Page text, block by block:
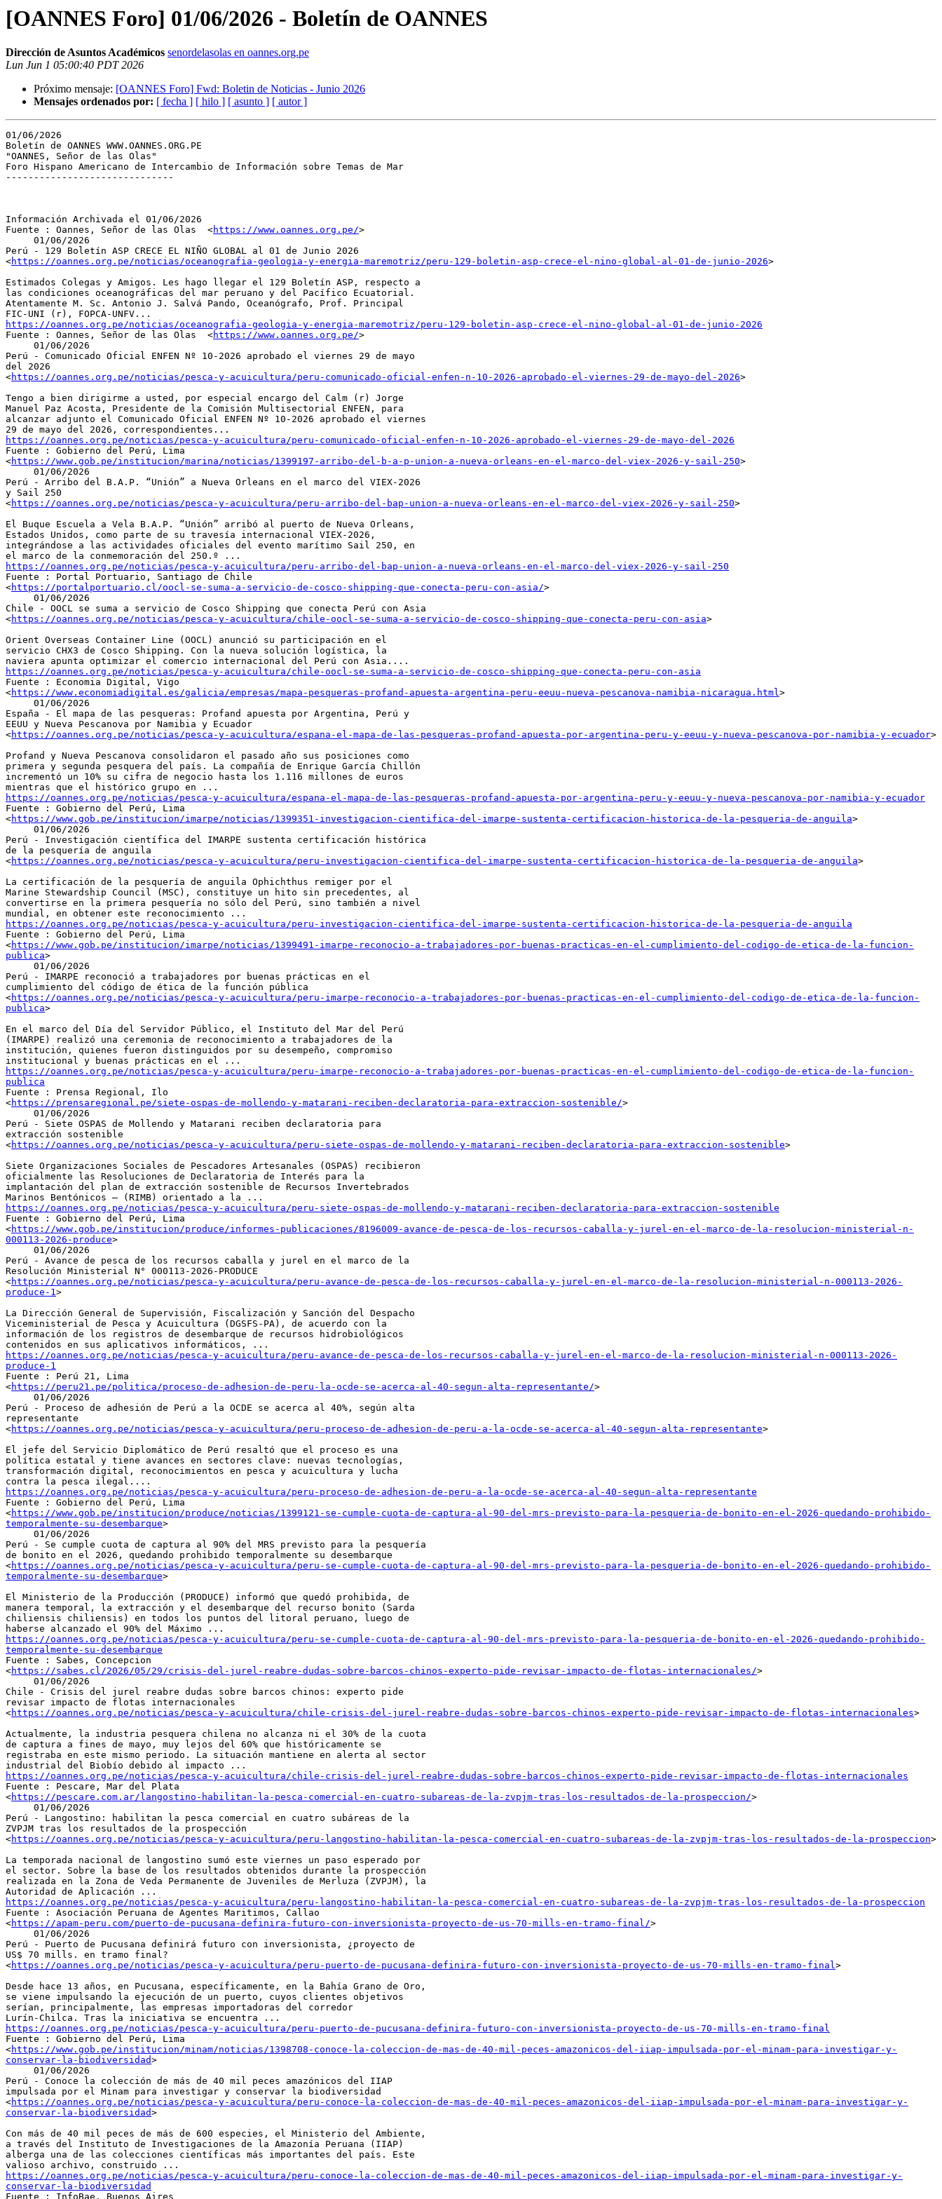
[OANNES Foro] 01/06/2026 - Boletín de OANNES
Dirección de Asuntos Académicos senordelasolas en oannes.org.pe
Lun Jun 1 05:00:40 PDT 2026
Próximo mensaje: [OANNES Foro] Fwd: Boletin de Noticias - Junio 2026
Mensajes ordenados por: [ fecha ] [ hilo ] [ asunto ] [ autor ]
01/06/2026
Boletín de OANNES WWW.OANNES.ORG.PE
"OANNES, Señor de las Olas"
Foro Hispano Americano de Intercambio de Información sobre Temas de Mar
------------------------------
Información Archivada el 01/06/2026
Fuente : Oannes, Señor de las Olas  <https://www.oannes.org.pe/>
Perú - 129 Boletín ASP CRECE EL NIÑO GLOBAL al 01 de Junio 2026
<https://oannes.org.pe/noticias/oceanografia-geologia-y-energia-maremotriz/peru-129-boletin-asp-crece-el-nino-global-al-01-de-junio-2026>
Estimados Colegas y Amigos. Les hago llegar el 129 Boletín ASP, respecto a
las condiciones oceanográficas del mar peruano y del Pacífico Ecuatorial.
Atentamente M. Sc. Antonio J. Salvá Pando, Oceanógrafo, Prof. Principal
https://oannes.org.pe/noticias/oceanografia-geologia-y-energia-maremotriz/peru-129-boletin-asp-crece-el-nino-global-al-01-de-junio-2026
Fuente : Oannes, Señor de las Olas  <https://www.oannes.org.pe/>
Perú - Comunicado Oficial ENFEN Nº 10-2026 aprobado el viernes 29 de mayo
del 2026
<https://oannes.org.pe/noticias/pesca-y-acuicultura/peru-comunicado-oficial-enfen-n-10-2026-aprobado-el-viernes-29-de-mayo-del-2026>
Tengo a bien dirigirme a usted, por especial encargo del Calm (r) Jorge
Manuel Paz Acosta, Presidente de la Comisión Multisectorial ENFEN, para
alcanzar adjunto el Comunicado Oficial ENFEN Nº 10-2026 aprobado el viernes
https://oannes.org.pe/noticias/pesca-y-acuicultura/peru-comunicado-oficial-enfen-n-10-2026-aprobado-el-viernes-29-de-mayo-del-2026
Fuente : Gobierno del Perú, Lima
<https://www.gob.pe/institucion/marina/noticias/1399197-arribo-del-b-a-p-union-a-nueva-orleans-en-el-marco-del-viex-2026-y-sail-250>
Perú - Arribo del B.A.P. “Unión” a Nueva Orleans en el marco del VIEX-2026
y Sail 250
<https://oannes.org.pe/noticias/pesca-y-acuicultura/peru-arribo-del-bap-union-a-nueva-orleans-en-el-marco-del-viex-2026-y-sail-250>
El Buque Escuela a Vela B.A.P. “Unión” arribó al puerto de Nueva Orleans,
Estados Unidos, como parte de su travesía internacional VIEX-2026,
integrándose a las actividades oficiales del evento marítimo Sail 250, en
https://oannes.org.pe/noticias/pesca-y-acuicultura/peru-arribo-del-bap-union-a-nueva-orleans-en-el-marco-del-viex-2026-y-sail-250
Fuente : Portal Portuario, Santiago de Chile
<https://portalportuario.cl/oocl-se-suma-a-servicio-de-cosco-shipping-que-conecta-peru-con-asia/>
Chile - OOCL se suma a servicio de Cosco Shipping que conecta Perú con Asia
<https://oannes.org.pe/noticias/pesca-y-acuicultura/chile-oocl-se-suma-a-servicio-de-cosco-shipping-que-conecta-peru-con-asia>
Orient Overseas Container Line (OOCL) anunció su participación en el
servicio CHX3 de Cosco Shipping. Con la nueva solución logística, la
https://oannes.org.pe/noticias/pesca-y-acuicultura/chile-oocl-se-suma-a-servicio-de-cosco-shipping-que-conecta-peru-con-asia
Fuente : Economia Digital, Vigo
<https://www.economiadigital.es/galicia/empresas/mapa-pesqueras-profand-apuesta-argentina-peru-eeuu-nueva-pescanova-namibia-nicaragua.html>
España - El mapa de las pesqueras: Profand apuesta por Argentina, Perú y
EEUU y Nueva Pescanova por Namibia y Ecuador
<https://oannes.org.pe/noticias/pesca-y-acuicultura/espana-el-mapa-de-las-pesqueras-profand-apuesta-por-argentina-peru-y-eeuu-y-nueva-pescanova-por-namibia-y-ecuador>
Profand y Nueva Pescanova consolidaron el pasado año sus posiciones como
primera y segunda pesquera del país. La compañía de Enrique García Chillón
incrementó un 10% su cifra de negocio hasta los 1.116 millones de euros
https://oannes.org.pe/noticias/pesca-y-acuicultura/espana-el-mapa-de-las-pesqueras-profand-apuesta-por-argentina-peru-y-eeuu-y-nueva-pescanova-por-namibia-y-ecuador
Fuente : Gobierno del Perú, Lima
<https://www.gob.pe/institucion/imarpe/noticias/1399351-investigacion-cientifica-del-imarpe-sustenta-certificacion-historica-de-la-pesqueria-de-anguila>
Perú - Investigación científica del IMARPE sustenta certificación histórica
de la pesquería de anguila
<https://oannes.org.pe/noticias/pesca-y-acuicultura/peru-investigacion-cientifica-del-imarpe-sustenta-certificacion-historica-de-la-pesqueria-de-anguila>
La certificación de la pesquería de anguila Ophichthus remiger por el
Marine Stewardship Council (MSC), constituye un hito sin precedentes, al
convertirse en la primera pesquería no sólo del Perú, sino también a nivel
https://oannes.org.pe/noticias/pesca-y-acuicultura/peru-investigacion-cientifica-del-imarpe-sustenta-certificacion-historica-de-la-pesqueria-de-anguila
Fuente : Gobierno del Perú, Lima
<https://www.gob.pe/institucion/imarpe/noticias/1399491-imarpe-reconocio-a-trabajadores-por-buenas-practicas-en-el-cumplimiento-del-codigo-de-etica-de-la-funcion-
publica>
Perú - IMARPE reconoció a trabajadores por buenas prácticas en el
cumplimiento del código de ética de la función pública
<https://oannes.org.pe/noticias/pesca-y-acuicultura/peru-imarpe-reconocio-a-trabajadores-por-buenas-practicas-en-el-cumplimiento-del-codigo-de-etica-de-la-funcion-
publica>
En el marco del Día del Servidor Público, el Instituto del Mar del Perú
(IMARPE) realizó una ceremonia de reconocimiento a trabajadores de la
institución, quienes fueron distinguidos por su desempeño, compromiso
https://oannes.org.pe/noticias/pesca-y-acuicultura/peru-imarpe-reconocio-a-trabajadores-por-buenas-practicas-en-el-cumplimiento-del-codigo-de-etica-de-la-funcion-
publica
Fuente : Prensa Regional, Ilo
<https://prensaregional.pe/siete-ospas-de-mollendo-y-matarani-reciben-declaratoria-para-extraccion-sostenible/>
Perú - Siete OSPAS de Mollendo y Matarani reciben declaratoria para
extracción sostenible
<https://oannes.org.pe/noticias/pesca-y-acuicultura/peru-siete-ospas-de-mollendo-y-matarani-reciben-declaratoria-para-extraccion-sostenible>
Siete Organizaciones Sociales de Pescadores Artesanales (OSPAS) recibieron
oficialmente las Resoluciones de Declaratoria de Interés para la
implantación del plan de extracción sostenible de Recursos Invertebrados
https://oannes.org.pe/noticias/pesca-y-acuicultura/peru-siete-ospas-de-mollendo-y-matarani-reciben-declaratoria-para-extraccion-sostenible
Fuente : Gobierno del Perú, Lima
<https://www.gob.pe/institucion/produce/informes-publicaciones/8196009-avance-de-pesca-de-los-recursos-caballa-y-jurel-en-el-marco-de-la-resolucion-ministerial-n-
000113-2026-produce>
Perú - Avance de pesca de los recursos caballa y jurel en el marco de la
Resolución Ministerial N° 000113-2026-PRODUCE
<https://oannes.org.pe/noticias/pesca-y-acuicultura/peru-avance-de-pesca-de-los-recursos-caballa-y-jurel-en-el-marco-de-la-resolucion-ministerial-n-000113-2026-
produce-1>
La Dirección General de Supervisión, Fiscalización y Sanción del Despacho
Viceministerial de Pesca y Acuicultura (DGSFS-PA), de acuerdo con la
información de los registros de desembarque de recursos hidrobiológicos
https://oannes.org.pe/noticias/pesca-y-acuicultura/peru-avance-de-pesca-de-los-recursos-caballa-y-jurel-en-el-marco-de-la-resolucion-ministerial-n-000113-2026-
produce-1
Fuente : Perú 21, Lima
<https://peru21.pe/politica/proceso-de-adhesion-de-peru-la-ocde-se-acerca-al-40-segun-alta-representante/>
Perú - Proceso de adhesión de Perú a la OCDE se acerca al 40%, según alta
representante
<https://oannes.org.pe/noticias/pesca-y-acuicultura/peru-proceso-de-adhesion-de-peru-a-la-ocde-se-acerca-al-40-segun-alta-representante>
El jefe del Servicio Diplomático de Perú resaltó que el proceso es una
política estatal y tiene avances en sectores clave: nuevas tecnologías,
transformación digital, reconocimientos en pesca y acuicultura y lucha
https://oannes.org.pe/noticias/pesca-y-acuicultura/peru-proceso-de-adhesion-de-peru-a-la-ocde-se-acerca-al-40-segun-alta-representante
Fuente : Gobierno del Perú, Lima
<https://www.gob.pe/institucion/produce/noticias/1399121-se-cumple-cuota-de-captura-al-90-del-mrs-previsto-para-la-pesqueria-de-bonito-en-el-2026-quedando-prohibido-
temporalmente-su-desembarque>
Perú - Se cumple cuota de captura al 90% del MRS previsto para la pesquería
de bonito en el 2026, quedando prohibido temporalmente su desembarque
<https://oannes.org.pe/noticias/pesca-y-acuicultura/peru-se-cumple-cuota-de-captura-al-90-del-mrs-previsto-para-la-pesqueria-de-bonito-en-el-2026-quedando-prohibido-
temporalmente-su-desembarque>
El Ministerio de la Producción (PRODUCE) informó que quedó prohibida, de
manera temporal, la extracción y el desembarque del recurso bonito (Sarda
chiliensis chiliensis) en todos los puntos del litoral peruano, luego de
https://oannes.org.pe/noticias/pesca-y-acuicultura/peru-se-cumple-cuota-de-captura-al-90-del-mrs-previsto-para-la-pesqueria-de-bonito-en-el-2026-quedando-prohibido-
temporalmente-su-desembarque
Fuente : Sabes, Concepcion
<https://sabes.cl/2026/05/29/crisis-del-jurel-reabre-dudas-sobre-barcos-chinos-experto-pide-revisar-impacto-de-flotas-internacionales/>
Chile - Crisis del jurel reabre dudas sobre barcos chinos: experto pide
revisar impacto de flotas internacionales
<https://oannes.org.pe/noticias/pesca-y-acuicultura/chile-crisis-del-jurel-reabre-dudas-sobre-barcos-chinos-experto-pide-revisar-impacto-de-flotas-internacionales>
Actualmente, la industria pesquera chilena no alcanza ni el 30% de la cuota
de captura a fines de mayo, muy lejos del 60% que históricamente se
registraba en este mismo periodo. La situación mantiene en alerta al sector
https://oannes.org.pe/noticias/pesca-y-acuicultura/chile-crisis-del-jurel-reabre-dudas-sobre-barcos-chinos-experto-pide-revisar-impacto-de-flotas-internacionales
Fuente : Pescare, Mar del Plata
<https://pescare.com.ar/langostino-habilitan-la-pesca-comercial-en-cuatro-subareas-de-la-zvpjm-tras-los-resultados-de-la-prospeccion/>
Perú - Langostino: habilitan la pesca comercial en cuatro subáreas de la
ZVPJM tras los resultados de la prospección
<https://oannes.org.pe/noticias/pesca-y-acuicultura/peru-langostino-habilitan-la-pesca-comercial-en-cuatro-subareas-de-la-zvpjm-tras-los-resultados-de-la-prospeccion>
La temporada nacional de langostino sumó este viernes un paso esperado por
el sector. Sobre la base de los resultados obtenidos durante la prospección
realizada en la Zona de Veda Permanente de Juveniles de Merluza (ZVPJM), la
https://oannes.org.pe/noticias/pesca-y-acuicultura/peru-langostino-habilitan-la-pesca-comercial-en-cuatro-subareas-de-la-zvpjm-tras-los-resultados-de-la-prospeccion
Fuente : Asociación Peruana de Agentes Maritimos, Callao
<https://apam-peru.com/puerto-de-pucusana-definira-futuro-con-inversionista-proyecto-de-us-70-mills-en-tramo-final/>
Perú - Puerto de Pucusana definirá futuro con inversionista, ¿proyecto de
US$ 70 mills. en tramo final?
<https://oannes.org.pe/noticias/pesca-y-acuicultura/peru-puerto-de-pucusana-definira-futuro-con-inversionista-proyecto-de-us-70-mills-en-tramo-final>
Desde hace 13 años, en Pucusana, específicamente, en la Bahía Grano de Oro,
se viene impulsando la ejecución de un puerto, cuyos clientes objetivos
serían, principalmente, las empresas importadoras del corredor
https://oannes.org.pe/noticias/pesca-y-acuicultura/peru-puerto-de-pucusana-definira-futuro-con-inversionista-proyecto-de-us-70-mills-en-tramo-final
Fuente : Gobierno del Perú, Lima
<https://www.gob.pe/institucion/minam/noticias/1398708-conoce-la-coleccion-de-mas-de-40-mil-peces-amazonicos-del-iiap-impulsada-por-el-minam-para-investigar-y-
conservar-la-biodiversidad>
Perú - Conoce la colección de más de 40 mil peces amazónicos del IIAP
impulsada por el Minam para investigar y conservar la biodiversidad
<https://oannes.org.pe/noticias/pesca-y-acuicultura/peru-conoce-la-coleccion-de-mas-de-40-mil-peces-amazonicos-del-iiap-impulsada-por-el-minam-para-investigar-y-
conservar-la-biodiversidad>
Con más de 40 mil peces de más de 600 especies, el Ministerio del Ambiente,
a través del Instituto de Investigaciones de la Amazonía Peruana (IIAP)
alberga una de las colecciones científicas más importantes del país. Este
https://oannes.org.pe/noticias/pesca-y-acuicultura/peru-conoce-la-coleccion-de-mas-de-40-mil-peces-amazonicos-del-iiap-impulsada-por-el-minam-para-investigar-y-
conservar-la-biodiversidad
Fuente : InfoBae, Buenos Aires